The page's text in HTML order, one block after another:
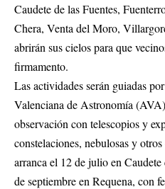
Caudete de las Fuentes,
Chera, Venta del Moro,
abrirán sus cielos para que
firmamento.
Las actividades serán guiadas
Valenciana de Astronomía
observación con telescopios y
constelaciones, nebulosas y
arranca el 12 de julio en
de septiembre en Requena, con